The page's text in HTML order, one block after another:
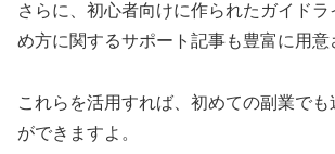
さらに、初心者向けに作られたガイド
め方に関するサポート記事も豊富に用意
これらを活用すれば、初めての副業でも
ができますよ。